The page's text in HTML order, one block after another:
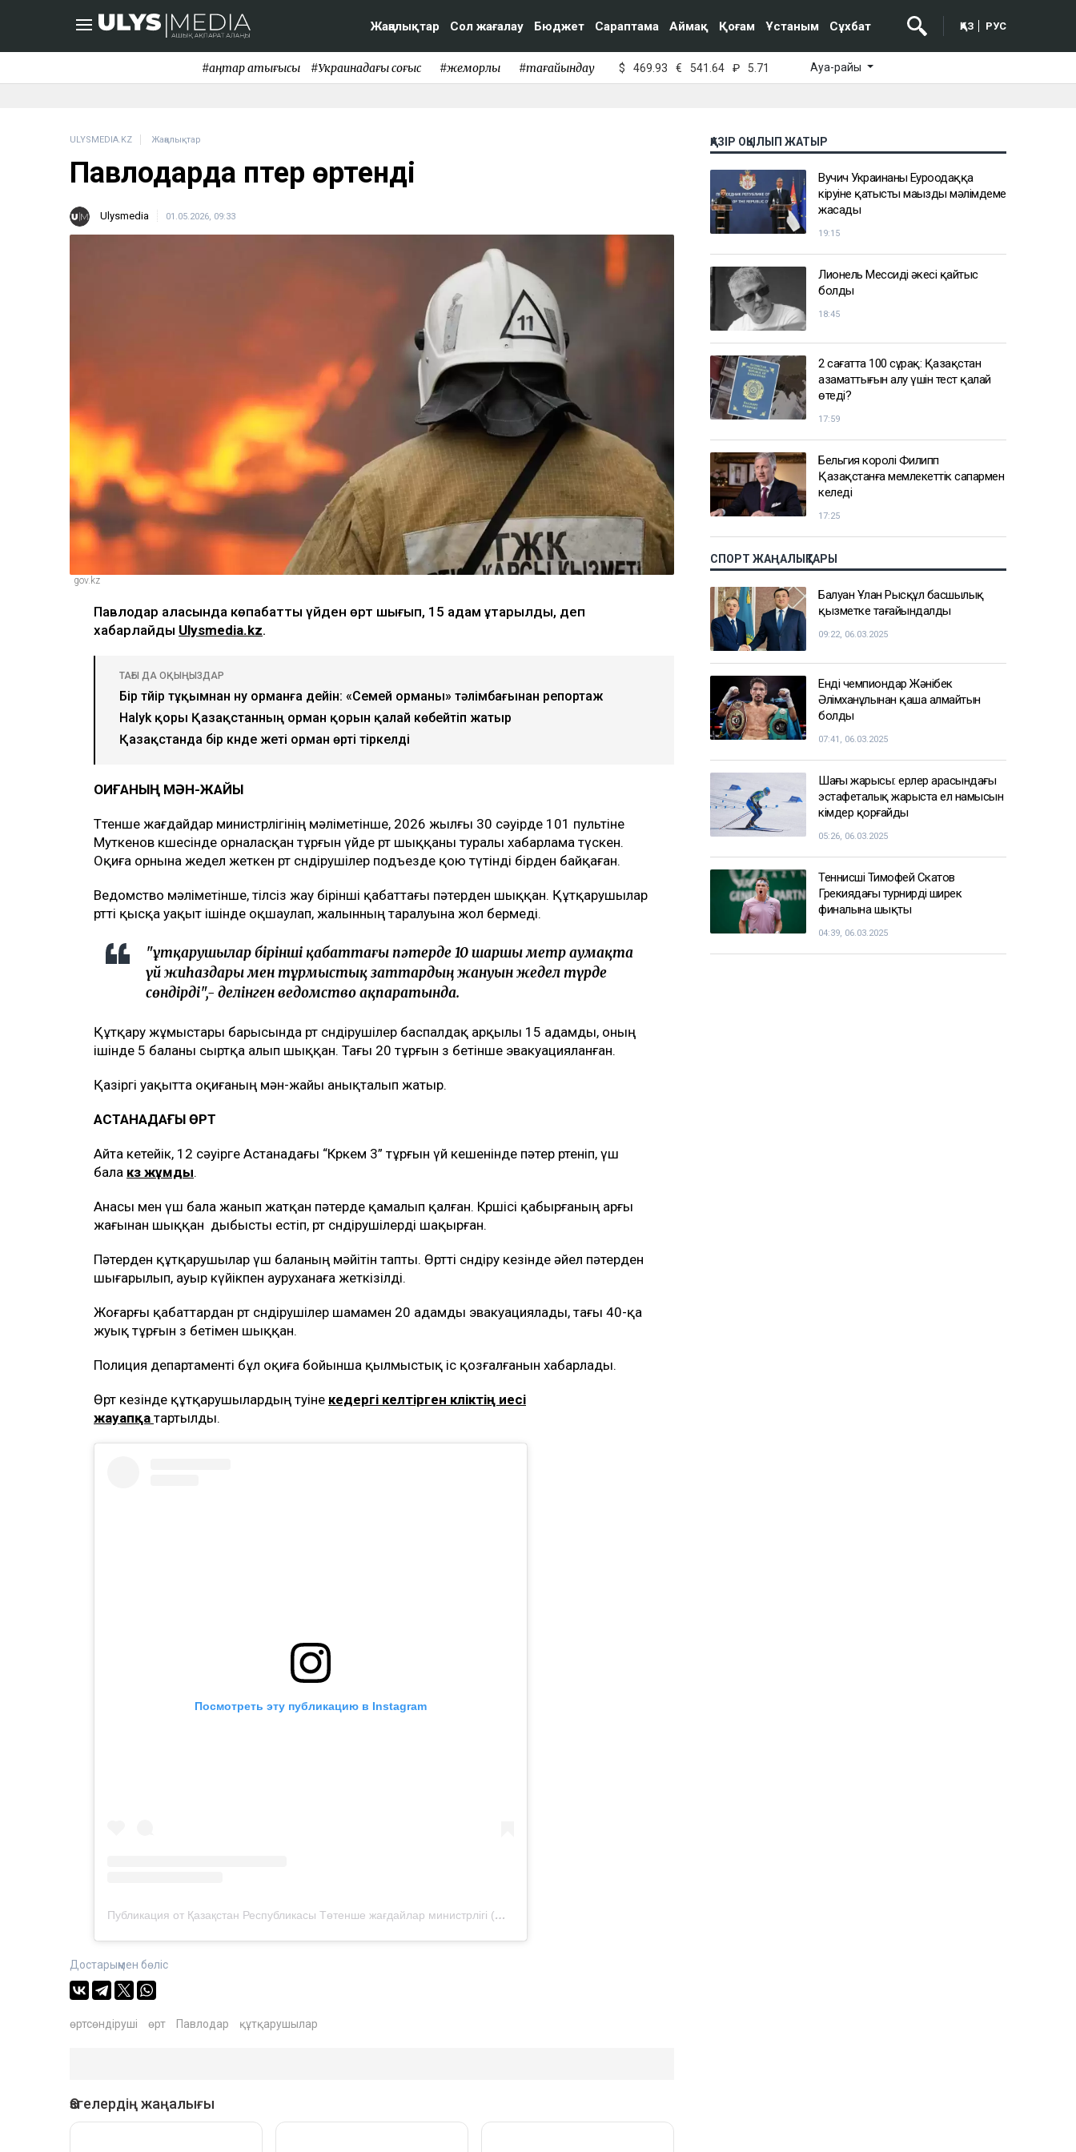
Жаңалықтар Сол жағалау Бюджет Сараптама Аймақ Қоғам Ұстаным Сұхбат ҚАЗ РУС
#қаңтар қақтығысы #Украинадағы соғыс #жемқорлық #тағайындау $ 469.93 € 541.64 ₽ 5.71 Ауа-райы
ULYSMEDIA.KZ Жаңалықтар
Павлодарда пәтер өртенді
Ulysmedia 01.05.2026, 09:33
gov.kz
Павлодар қаласында көпқабатты үйден өрт шығып, 15 адам құтқарылды, деп
хабарлайды Ulysmedia.kz.
ТАҒЫ ДА ОҚЫҢЫЗДАР
Бір түйір тұқымнан ну орманға дейін: «Семей орманы» тәлімбағынан репортаж
Halyk қоры Қазақстанның орман қорын қалай көбейтіп жатыр
Қазақстанда бір күнде жеті орман өрті тіркелді
ОҚИҒАНЫҢ МӘН-ЖАЙЫ
Төтенше жағдайдар министрлігінің мәліметінше, 2026 жылғы 30 сәуірде 101 пультіне
Муткенов көшесінде орналасқан тұрғын үйде өрт шыққаны туралы хабарлама түскен.
Оқиға орнына жедел жеткен өрт сөндірушілер подъезде қою түтінді бірден байқаған.
Ведомство мәліметінше, тілсіз жау бірінші қабаттағы пәтерден шыққан. Құтқарушылар
өртті қысқа уақыт ішінде оқшаулап, жалынның таралуына жол бермеді.
"Құтқарушылар бірінші қабаттағы пәтерде 10 шаршы метр аумақта
үй жиһаздары мен тұрмыстық заттардың жануын жедел түрде
сөндірді",- делінген ведомство ақпаратында.
Құтқару жұмыстары барысында өрт сөндірушілер баспалдақ арқылы 15 адамды, оның
ішінде 5 баланы сыртқа алып шыққан. Тағы 20 тұрғын өз бетінше эвакуацияланған.
Қазіргі уақытта оқиғаның мән-жайы анықталып жатыр.
АСТАНАДАҒЫ ӨРТ
Айта кетейік, 12 сәуірге Астанадағы “Көркем 3” тұрғын үй кешенінде пәтер өртеніп, үш
бала көз жұмды.
Анасы мен үш бала жанып жатқан пәтерде қамалып қалған. Көршісі қабырғаның арғы
жағынан шыққан дыбысты естіп, өрт сөндірушілерді шақырған.
Пәтерден құтқарушылар үш баланың мәйітін тапты. Өртті сөндіру кезінде әйел пәтерден
шығарылып, ауыр күйікпен ауруханаға жеткізілді.
Жоғарғы қабаттардан өрт сөндірушілер шамамен 20 адамды эвакуациялады, тағы 40-қа
жуық тұрғын өз бетімен шыққан.
Полиция департаменті бұл оқиға бойынша қылмыстық іс қозғалғанын хабарлады.
Өрт кезінде құтқарушылардың өтуіне кедергі келтірген көліктің иесі
жауапқа тартылды.
Посмотреть эту публикацию в Instagram
Публикация от Қазақстан Республикасы Төтенше жағдайлар министрлігі (@112kz_)
Достарыңмен бөліс
өртсөндіруші өрт Павлодар құтқарушылар
ҚАЗІР ОҚЫЛЫП ЖАТЫР
Вучич Украинаның Еуроодаққа
кіруіне қатысты маңызды мәлімдеме
жасады
19:15
Лионель Мессидің әкесі қайтыс
болды
18:45
2 сағатта 100 сұрақ: Қазақстан
азаматтығын алу үшін тест қалай
өтеді?
17:59
Бельгия королі Филипп
Қазақстанға мемлекеттік сапармен
келеді
17:25
СПОРТ ЖАҢАЛЫҚТАРЫ
Балуан Ұлан Рысқұл басшылық
қызметке тағайындалды
09:22, 06.03.2025
Енді чемпиондар Жәнібек
Әлімханұлынан қаша алмайтын
болды
07:41, 06.03.2025
Шаңғы жарысы: ерлер арасындағы
эстафеталық жарыста ел намысын
кімдер қорғайды
05:26, 06.03.2025
Теннисші Тимофей Скатов
Грекиядағы турнирдің ширек
финалына шықты
04:39, 06.03.2025